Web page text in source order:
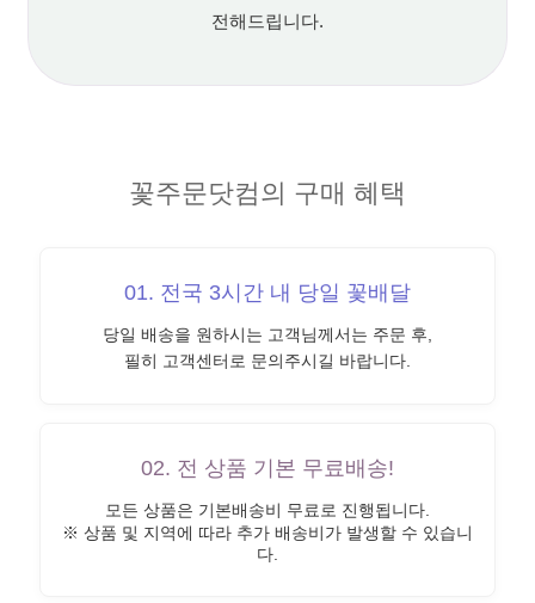
전해드립니다.
꽃주문닷컴의 구매 혜택
01. 전국 3시간 내 당일 꽃배달
당일 배송을 원하시는 고객님께서는 주문 후,
필히 고객센터로 문의주시길 바랍니다.
02. 전 상품 기본 무료배송!
모든 상품은 기본배송비 무료로 진행됩니다.
※ 상품 및 지역에 따라 추가 배송비가 발생할 수 있습니
다.